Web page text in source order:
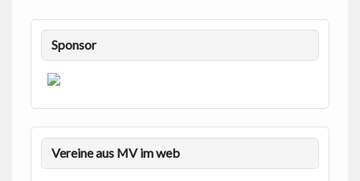
Sponsor
Vereine aus MV im web